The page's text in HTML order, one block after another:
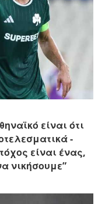
είναι ότι
-
είναι ένας,
νικήσουμε”